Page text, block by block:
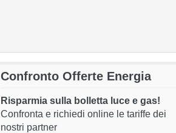
Confronto Offerte Energia
Risparmia sulla bolletta luce e gas!
Confronta e richiedi online le tariffe dei
nostri partner